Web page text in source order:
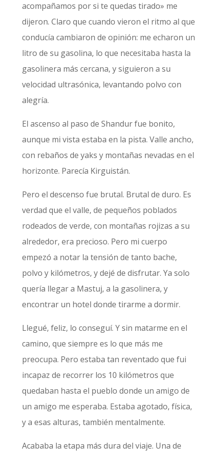
acompañamos por si te quedas tirado» me
dijeron. Claro que cuando vieron el ritmo al que
conducía cambiaron de opinión: me echaron un
litro de su gasolina, lo que necesitaba hasta la
gasolinera más cercana, y siguieron a su
velocidad ultrasónica, levantando polvo con
alegría.
El ascenso al paso de Shandur fue bonito,
aunque mi vista estaba en la pista. Valle ancho,
con rebaños de yaks y montañas nevadas en el
horizonte. Parecía Kirguistán.
Pero el descenso fue brutal. Brutal de duro. Es
verdad que el valle, de pequeños poblados
rodeados de verde, con montañas rojizas a su
alrededor, era precioso. Pero mi cuerpo
empezó a notar la tensión de tanto bache,
polvo y kilómetros, y dejé de disfrutar. Ya solo
quería llegar a Mastuj, a la gasolinera, y
encontrar un hotel donde tirarme a dormir.
Llegué, feliz, lo conseguí. Y sin matarme en el
camino, que siempre es lo que más me
preocupa. Pero estaba tan reventado que fui
incapaz de recorrer los 10 kilómetros que
quedaban hasta el pueblo donde un amigo de
un amigo me esperaba. Estaba agotado, física,
y a esas alturas, también mentalmente.
Acababa la etapa más dura del viaje. Una de